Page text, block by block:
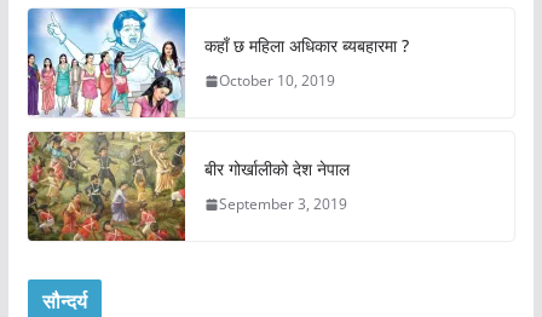
कहाँ छ महिला अधिकार ब्यबहारमा ?
October 10, 2019
बीर गोर्खालीको देश नेपाल
September 3, 2019
सौन्दर्य